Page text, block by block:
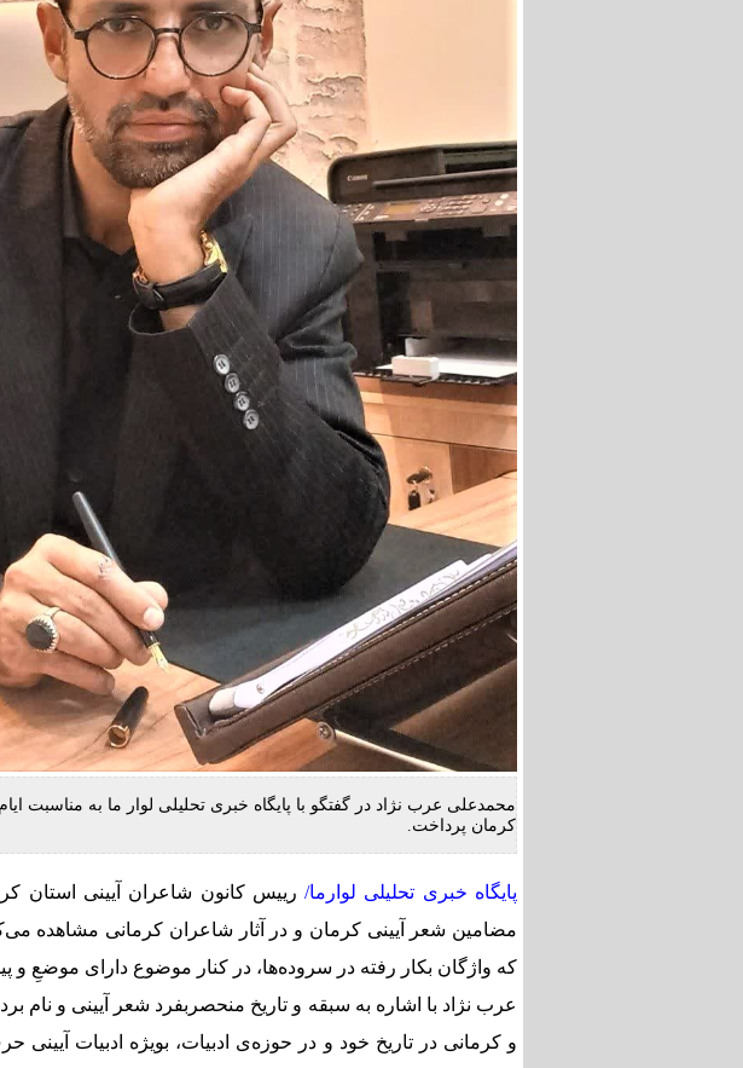
محمدعلی عرب نژاد در گفتگو با پایگاه خبری تحلیلی لوار ما به مناسبت
کرمان پرداخت.
پایگاه خبری تحلیلی لوارما/رییس کانون شاعران آیینی استان
مضامین شعر آیینی کرمان و در آثار شاعران کرمانی مشاهده
که واژگان بکار رفته در سروده‌ها، در کنار موضوع دارای موضعِ و
عرب نژاد با اشاره به سبقه‌ و تاریخ منحصربفرد شعر آیینی و نام
و کرمانی در تاریخ خود و در حوزه‌ی ادبیات، بویژه ادبیات آیینی